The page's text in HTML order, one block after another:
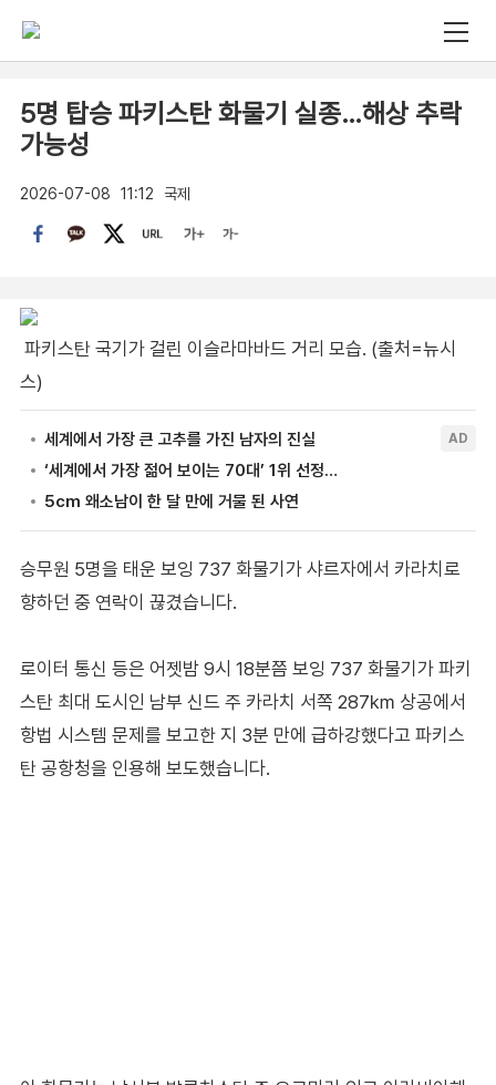
5명 탑승 파키스탄 화물기 실종…해상 추락
가능성
2026-07-08 11:12 국제
파키스탄 국기가 걸린 이슬라마바드 거리 모습. (출처=뉴시
스)
승무원 5명을 태운 보잉 737 화물기가 샤르자에서 카라치로
향하던 중 연락이 끊겼습니다.
로이터 통신 등은 어젯밤 9시 18분쯤 보잉 737 화물기가 파키
스탄 최대 도시인 남부 신드 주 카라치 서쪽 287㎞ 상공에서
항법 시스템 문제를 보고한 지 3분 만에 급하강했다고 파키스
탄 공항청을 인용해 보도했습니다.